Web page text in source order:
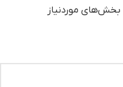
بخش‌های موردنیاز